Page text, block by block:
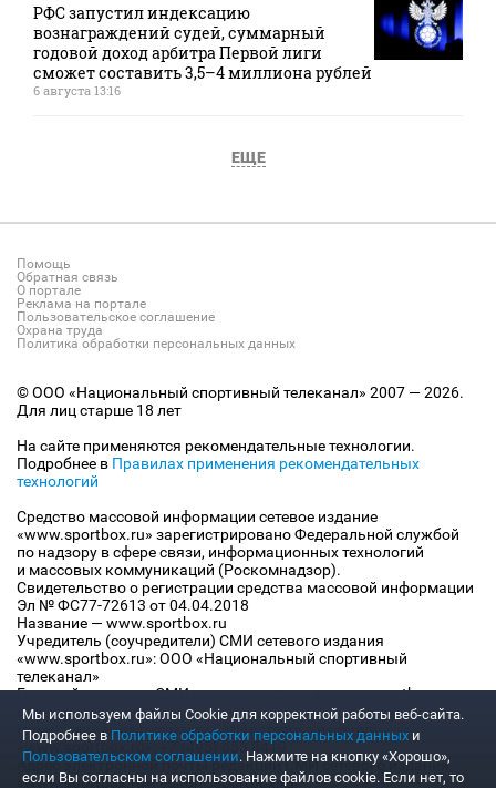
РФС запустил индексацию
вознаграждений судей, суммарный
годовой доход арбитра Первой лиги
сможет составить 3,5–4 миллиона рублей
6 августа 13:16
ЕЩЕ
Помощь
Обратная связь
О портале
Реклама на портале
Пользовательское соглашение
Охрана труда
Политика обработки персональных данных
© ООО «Национальный спортивный телеканал» 2007 — 2026.
Для лиц старше 18 лет
На сайте применяются рекомендательные технологии.
Подробнее в Правилах применения рекомендательных
технологий
Средство массовой информации сетевое издание
«www.sportbox.ru» зарегистрировано Федеральной службой
по надзору в сфере связи, информационных технологий
и массовых коммуникаций (Роскомнадзор).
Свидетельство о регистрации средства массовой информации
Эл № ФС77-72613 от 04.04.2018
Название — www.sportbox.ru
Учредитель (соучредители) СМИ сетевого издания
«www.sportbox.ru»: ООО «Национальный спортивный
телеканал»
Главный редактор СМИ сетевого издания «www.sportbox.ru»:
Конов В.А.
Номер телефона редакции СМИ сетевого издания
«www.sportbox.ru»: +7 (495) 653 8419
Адрес электронной почты редакции СМИ сетевого издания
«www.sportbox.ru»: editor@sportbox.ru
Мы используем файлы Сookie для корректной работы веб-сайта.
Подробнее в Политике обработки персональных данных и
Пользовательском соглашении. Нажмите на кнопку «Хорошо»,
если Вы согласны на использование файлов cookie. Если нет, то